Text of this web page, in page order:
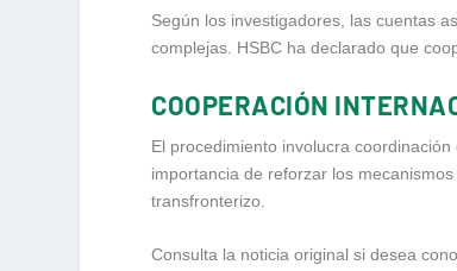
Según los investigadores, las cuentas
complejas. HSBC ha declarado que
COOPERACIÓN
El procedimiento involucra
importancia de reforzar los
transfronterizo.
Consulta la noticia original si desea